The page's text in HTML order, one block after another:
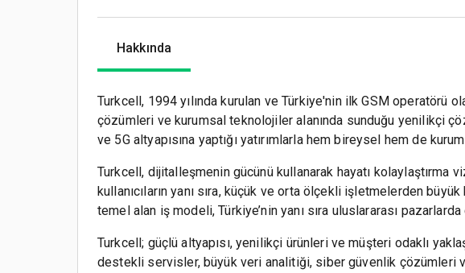
Hakkında
Turkcell, 1994 yılında kurulan ve Türkiye'nin ilk GSM
çözümleri ve kurumsal teknolojiler alanında sunduğu yenilikçi
ve 5G altyapısına yaptığı yatırımlarla hem bireysel hem de
Turkcell, dijitalleşmenin gücünü kullanarak hayatı
kullanıcıların yanı sıra, küçük ve orta ölçekli işletmelerden
temel alan iş modeli, Türkiye’nin yanı sıra uluslararası
Turkcell; güçlü altyapısı, yenilikçi ürünleri ve müşteri odaklı
destekli servisler, büyük veri analitiği, siber güvenlik çözümleri